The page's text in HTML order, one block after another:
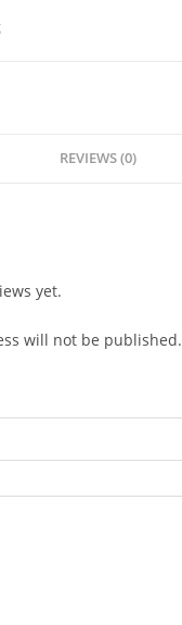
REVIEWS (0)
yet.
will not be published.